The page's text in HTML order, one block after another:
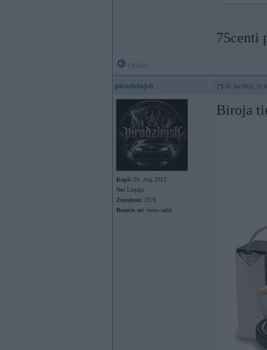
75centi
piradzinjsh 16. Jan 2015,
Kopš: 29. Aug 2012
No: Liepāja
Ziņojumi: 2578
Braucu ar: vienu radzi
Biroja